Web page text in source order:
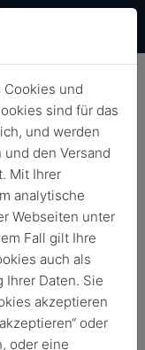
stehen
&
es?
Cookies und
sind für das
und werden
den Versand
Mit Ihrer
analytische
Webseiten unter
Fall gilt Ihre
auch als
Ihrer Daten. Sie
akzeptieren
oder
oder eine